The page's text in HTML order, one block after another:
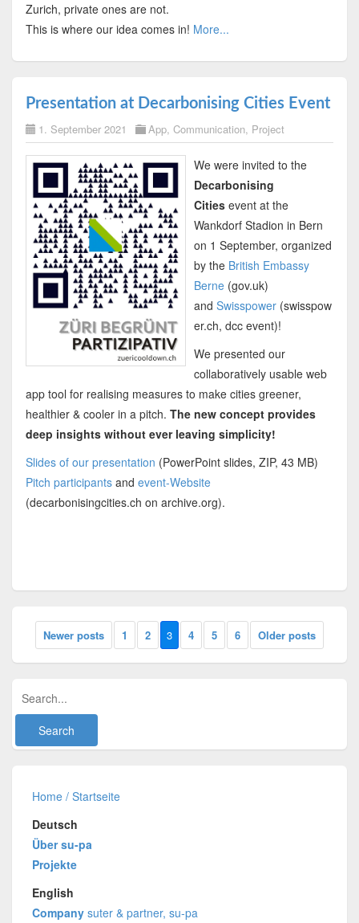
Zurich, private ones are not.
This is where our idea comes in! More...
Presentation at Decarbonising Cities Event
1. September 2021 App, Communication, Project
We were invited to the
Decarbonising
Citiesevent at the
Wankdorf Stadion in Bern
on 1 September, organized
by the British Embassy
Berne(gov.uk)
and Swisspower(swisspow
er.ch, dcc event)!
We presented our
collaboratively usable web
app tool for realising measures to make cities greener,
healthier & cooler in a pitch. The new concept provides
deep insights without ever leaving simplicity!
Slides of our presentation (PowerPoint slides, ZIP, 43 MB)
Pitch participantsand event-Website
(decarbonisingcities.ch on archive.org).
Newer posts 1 2 3 4 5 6 Older posts
Home / Startseite
Deutsch
Über su-pa
Projekte
English
Company suter & partner, su-pa